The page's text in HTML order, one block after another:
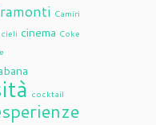
Camiri
cieli cinema Coke
cocktail